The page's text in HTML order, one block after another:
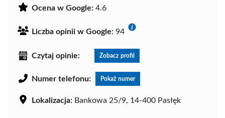
Ocena w Google: 4.6
Liczba opinii w Google: 94
Czytaj opinie: Zobacz profil
Numer telefonu: Pokaż numer
Lokalizacja: Bankowa 25/9, 14-400 Pasłęk